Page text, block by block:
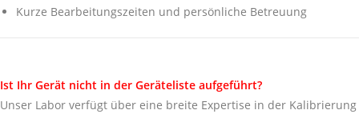
Kurze Bearbeitungszeiten und persönliche Betreuung
Ist Ihr Gerät nicht in der Geräteliste aufgeführt?
Unser Labor verfügt über eine breite Expertise in der Kalibrierung